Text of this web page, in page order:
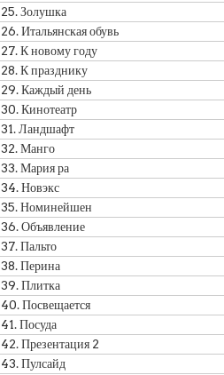
25.Золушка
26.Итальянская обувь
27.К новому году
28.К празднику
29.Каждый день
30.Кинотеатр
31.Ландшафт
32.Манго
33.Мария ра
34.Новэкс
35.Номинейшен
36.Объявление
37.Пальто
38.Перина
39.Плитка
40.Посвещается
41.Посуда
42.Презентация 2
43.Пулсайд